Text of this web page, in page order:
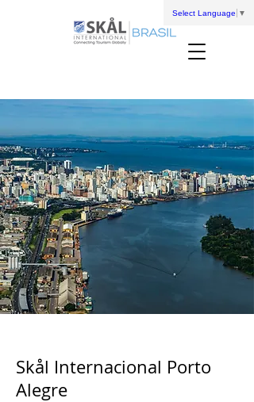
Select Language ▼
Skål Internacional Porto
Alegre